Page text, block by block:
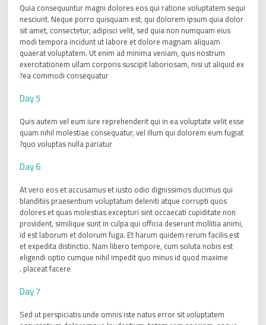
Quia consequuntur magni dolores eos qui ratione voluptatem sequi
nesciunt. Neque porro quisquam est, qui dolorem ipsum quia dolor
sit amet, consectetur, adipisci velit, sed quia non numquam eius
modi tempora incidunt ut labore et dolore magnam aliquam
quaerat voluptatem. Ut enim ad minima veniam, quis nostrum
exercitationem ullam corporis suscipit laboriosam, nisi ut aliquid ex
ea commodi consequatur?
Day 5
Quis autem vel eum iure reprehenderit qui in ea voluptate velit esse
quam nihil molestiae consequatur, vel illum qui dolorem eum fugiat
quo voluptas nulla pariatur?
Day 6
At vero eos et accusamus et iusto odio dignissimos ducimus qui
blanditiis praesentium voluptatum deleniti atque corrupti quos
dolores et quas molestias excepturi sint occaecati cupiditate non
provident, similique sunt in culpa qui officia deserunt mollitia animi,
id est laborum et dolorum fuga. Et harum quidem rerum facilis est
et expedita distinctio. Nam libero tempore, cum soluta nobis est
eligendi optio cumque nihil impedit quo minus id quod maxime
placeat facere .
Day 7
Sed ut perspiciatis unde omnis iste natus error sit voluptatem